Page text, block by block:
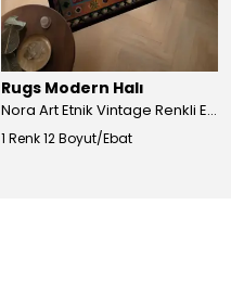
Rugs Modern Halı
Nora Art Etnik Vintage Renkli Eskitme Dokuma Taban Dekoratif Salon Halısı 63
1 Renk 12 Boyut/Ebat